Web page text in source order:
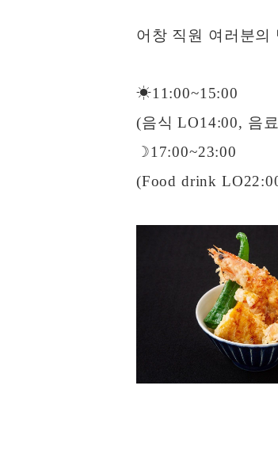
어창 직원 여러분의
☀︎11:00~15:00
(음식 LO14:00, 음
☽17:00~23:00
(Food drink